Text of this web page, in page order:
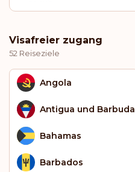
Visafreier zugang
52 Reiseziele
Angola
Antigua und Barbuda
Bahamas
Barbados